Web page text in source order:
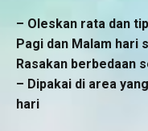
– Oleskan rata dan
Pagi dan Malam hari
Rasakan berbedaan
– Dipakai di area
hari